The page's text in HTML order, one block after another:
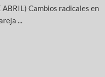
Cambios radicales en
...